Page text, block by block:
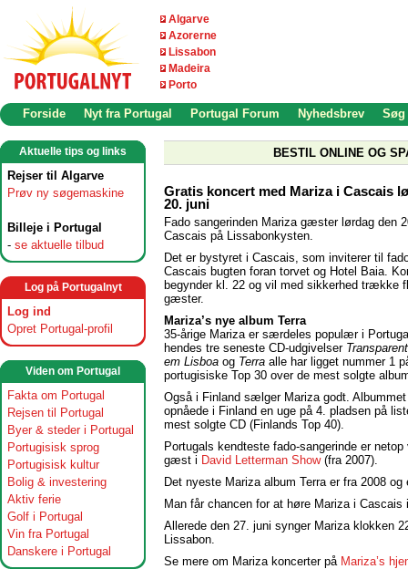
Algarve
Azorerne
Lissabon
Madeira
Porto
Forside Nyt fra Portugal Portugal Forum Nyhedsbrev Søg
Aktuelle tips og links
Rejser til Algarve
Prøv ny søgemaskine
Billeje i Portugal
- se aktuelle tilbud
Log på Portugalnyt
Log ind
Opret Portugal-profil
Viden om Portugal
Fakta om Portugal
Rejsen til Portugal
Byer & steder i Portugal
Portugisisk sprog
Portugisisk kultur
Bolig & investering
Aktiv ferie
Golf i Portugal
Vin fra Portugal
Danskere i Portugal
BESTIL ONLINE OG
Gratis koncert med Mariza i Cascais
20. juni
Fado sangerinden Mariza gæster lørdag den
Cascais på Lissabonkysten.
Det er bystyret i Cascais, som inviterer til
Cascais bugten foran torvet og Hotel Baia.
begynder kl. 22 og vil med sikkerhed trække
gæster.
Mariza’s nye album Terra
35-årige Mariza er særdeles populær i
hendes tre seneste CD-udgivelser
em Lisboa og Terra alle har ligget nummer 1
portugisiske Top 30 over de mest solgte
Også i Finland sælger Mariza godt. Albummet
opnåede i Finland en uge på 4. pladsen på
mest solgte CD (Finlands Top 40).
Portugals kendteste fado-sangerinde er
gæst i David Letterman Show(fra 2007).
Det nyeste Mariza album Terra er fra 2008
Man får chancen for at høre Mariza i
Allerede den 27. juni synger Mariza klokken
Lissabon.
Se mere om Mariza koncerter på Mariza’s